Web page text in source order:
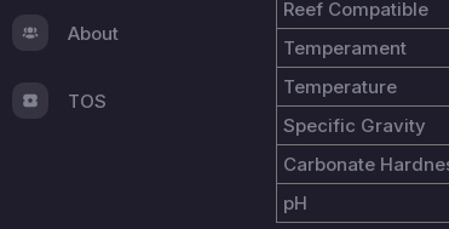
About
TOS
Reef Compatible
Temperament
Temperature
Specific Gravity
Carbonate
pH